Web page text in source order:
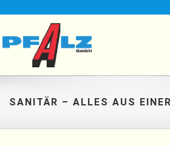
SANITÄR – ALLES AUS